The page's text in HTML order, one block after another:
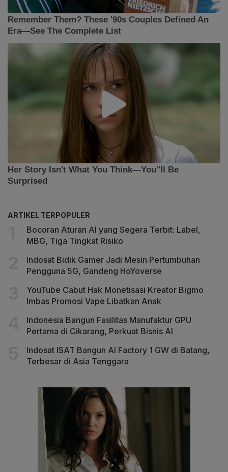
ARTIKEL TERPOPULER
Bocoran Aturan AI yang Segera Terbit: Label,
MBG, Tiga Tingkat Risiko
Indosat Bidik Gamer Jadi Mesin Pertumbuhan
Pengguna 5G, Gandeng HoYoverse
YouTube Cabut Hak Monetisasi Kreator Bigmo
Imbas Promosi Vape Libatkan Anak
Indonesia Bangun Fasilitas Manufaktur GPU
Pertama di Cikarang, Perkuat Bisnis AI
Indosat ISAT Bangun AI Factory 1 GW di Batang,
Terbesar di Asia Tenggara